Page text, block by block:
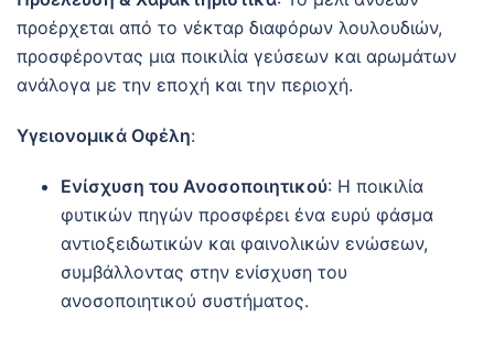
προέρχεται από το νέκταρ διαφόρων λουλουδιών,
προσφέροντας μια ποικιλία γεύσεων και αρωμάτων
ανάλογα με την εποχή και την περιοχή.
Υγειονομικά Οφέλη:
Ενίσχυση του Ανοσοποιητικού: Η ποικιλία
φυτικών πηγών προσφέρει ένα ευρύ φάσμα
αντιοξειδωτικών και φαινολικών ενώσεων,
συμβάλλοντας στην ενίσχυση του
ανοσοποιητικού συστήματος.